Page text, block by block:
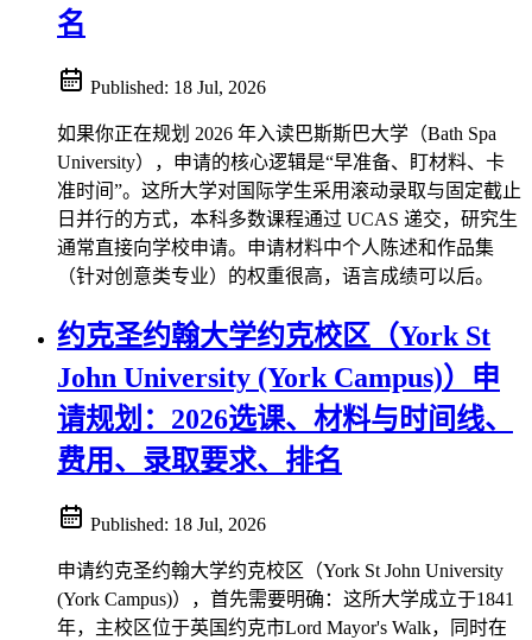
名
Published: 18 Jul, 2026
如果你正在规划 2026 年入读巴斯斯巴大学（Bath Spa
University），申请的核心逻辑是“早准备、盯材料、卡
准时间”。这所大学对国际学生采用滚动录取与固定截止
日并行的方式，本科多数课程通过 UCAS 递交，研究生
通常直接向学校申请。申请材料中个人陈述和作品集
（针对创意类专业）的权重很高，语言成绩可以后。
约克圣约翰大学约克校区（York St
John University (York Campus)）申
请规划：2026选课、材料与时间线、
费用、录取要求、排名
Published: 18 Jul, 2026
申请约克圣约翰大学约克校区（York St John University
(York Campus)），首先需要明确：这所大学成立于1841
年，主校区位于英国约克市Lord Mayor's Walk，同时在